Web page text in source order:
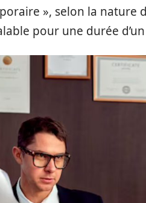
», selon la nature
pour une durée